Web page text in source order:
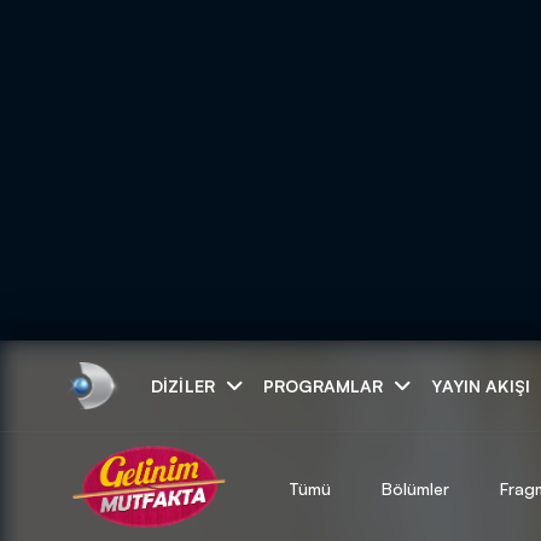
DIZILER PROGRAMLAR YAYIN AKIŞI
Tümü Bölümler